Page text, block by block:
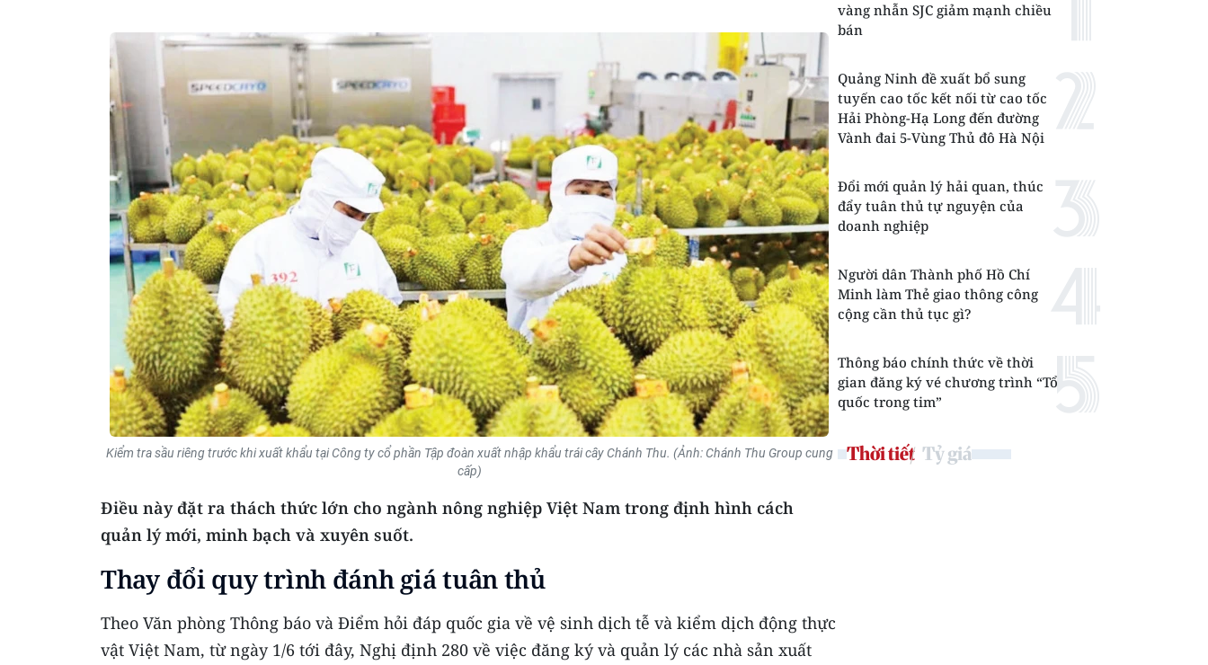
Kiểm tra sầu riêng trước khi xuất khẩu tại Công ty cổ phần Tập đoàn xuất nhập khẩu trái cây Chánh Thu. (Ảnh: Chánh Thu Group cung
cấp)
Điều này đặt ra thách thức lớn cho ngành nông nghiệp Việt Nam trong định hình cách
quản lý mới, minh bạch và xuyên suốt.
Thay đổi quy trình đánh giá tuân thủ
Theo Văn phòng Thông báo và Điểm hỏi đáp quốc gia về vệ sinh dịch tễ và kiểm dịch động thực
vật Việt Nam, từ ngày 1/6 tới đây, Nghị định 280 về việc đăng ký và quản lý các nhà sản xuất
vàng nhẫn SJC giảm mạnh chiều
bán
Quảng Ninh đề xuất bổ sung
tuyến cao tốc kết nối từ cao tốc
Hải Phòng-Hạ Long đến đường
Vành đai 5-Vùng Thủ đô Hà Nội
Đổi mới quản lý hải quan, thúc
đẩy tuân thủ tự nguyện của
doanh nghiệp
Người dân Thành phố Hồ Chí
Minh làm Thẻ giao thông công
cộng cần thủ tục gì?
Thông báo chính thức về thời
gian đăng ký vé chương trình “Tổ
quốc trong tim”
Thời tiết Tỷ giá